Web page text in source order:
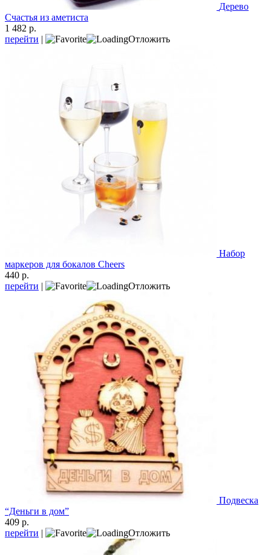
Дерево
Счастья из аметиста
1 482 р.
перейти | Отложить
Набор
маркеров для бокалов Cheers
440 р.
перейти | Отложить
Подвеска
“Деньги в дом”
409 р.
перейти | Отложить